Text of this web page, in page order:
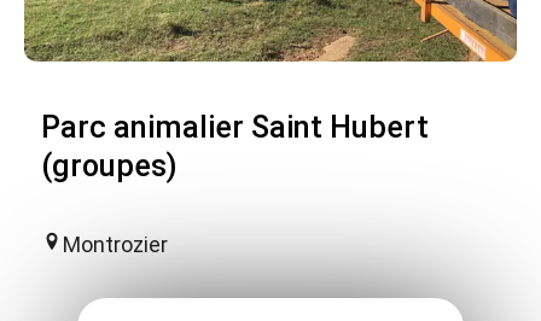
Parc animalier Saint Hubert
(groupes)
Montrozier